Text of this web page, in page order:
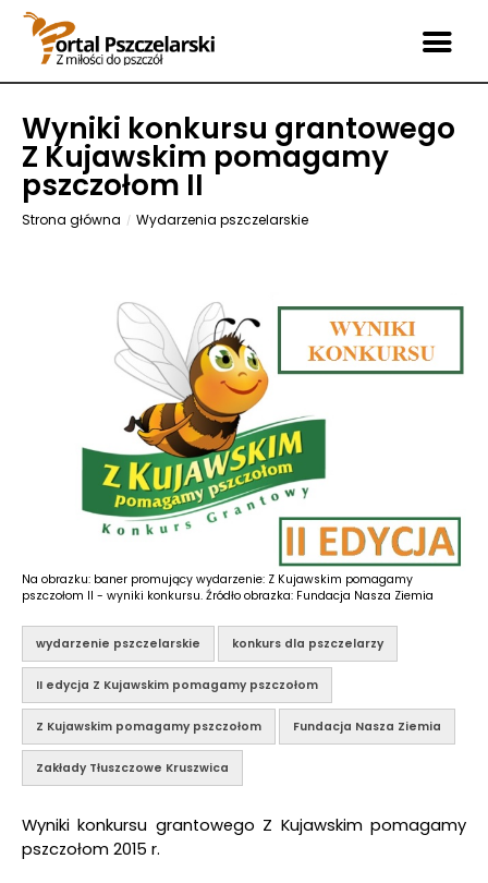
Wyniki konkursu grantowego
Z Kujawskim pomagamy
pszczołom II
Strona główna Wydarzenia pszczelarskie
Na obrazku: baner promujący wydarzenie: Z Kujawskim pomagamy
pszczołom II - wyniki konkursu. Źródło obrazka: Fundacja Nasza Ziemia
wydarzenie pszczelarskie konkurs dla pszczelarzy
II edycja Z Kujawskim pomagamy pszczołom
Z Kujawskim pomagamy pszczołom Fundacja Nasza Ziemia
Zakłady Tłuszczowe Kruszwica
Wyniki konkursu grantowego Z Kujawskim pomagamy
pszczołom 2015 r.